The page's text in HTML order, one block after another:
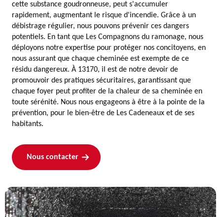
cette substance goudronneuse, peut s'accumuler
rapidement, augmentant le risque d'incendie. Grâce à un
débistrage régulier, nous pouvons prévenir ces dangers
potentiels. En tant que Les Compagnons du ramonage, nous
déployons notre expertise pour protéger nos concitoyens, en
nous assurant que chaque cheminée est exempte de ce
résidu dangereux. À 13170, il est de notre devoir de
promouvoir des pratiques sécuritaires, garantissant que
chaque foyer peut profiter de la chaleur de sa cheminée en
toute sérénité. Nous nous engageons à être à la pointe de la
prévention, pour le bien-être de Les Cadeneaux et de ses
habitants.
Nous contacter